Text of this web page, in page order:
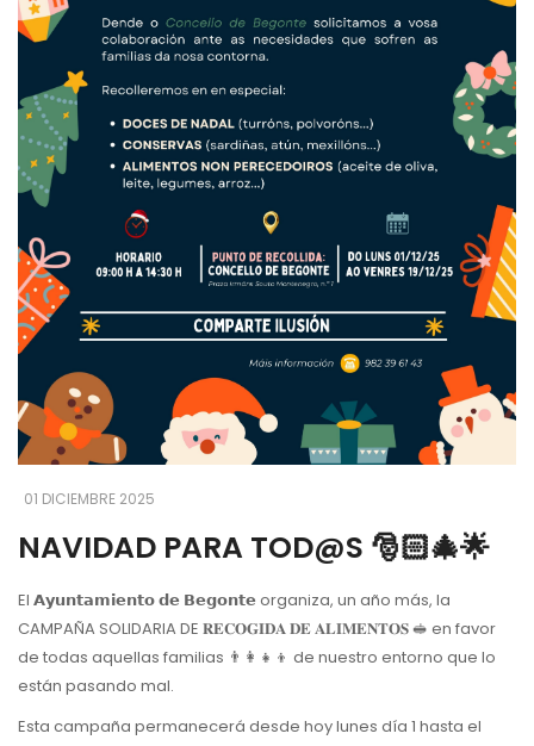
01 DICIEMBRE 2025
NAVIDAD PARA TOD@S 🎅🏻🎄🌟
El 𝗔𝘆𝘂𝗻𝘁𝗮𝗺𝗶𝗲𝗻𝘁𝗼 𝗱𝗲 𝗕𝗲𝗴𝗼𝗻𝘁𝗲 organiza, un año más, la
CAMPAÑA SOLIDARIA DE 𝐑𝐄𝐂𝐎𝐆𝐈𝐃𝐀 𝐃𝐄 𝐀𝐋𝐈𝐌𝐄𝐍𝐓𝐎𝐒 🥪 en favor
de todas aquellas familias 👨‍👩‍👧‍👦 de nuestro entorno que lo
están pasando mal.
Esta campaña permanecerá desde hoy lunes día 1 hasta el